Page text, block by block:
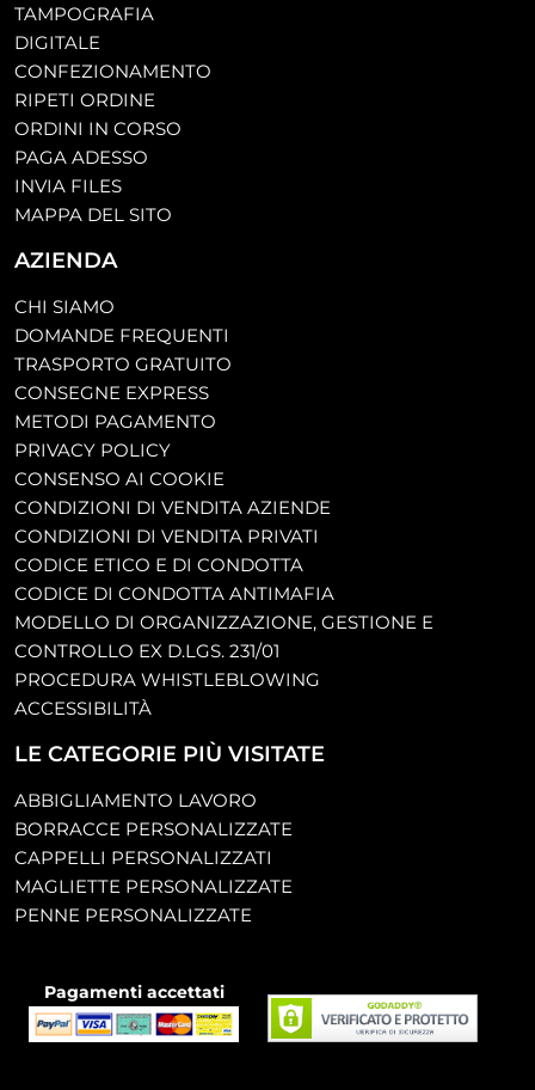
TAMPOGRAFIA
DIGITALE
CONFEZIONAMENTO
RIPETI ORDINE
ORDINI IN CORSO
PAGA ADESSO
INVIA FILES
MAPPA DEL SITO
AZIENDA
CHI SIAMO
DOMANDE FREQUENTI
TRASPORTO GRATUITO
CONSEGNE EXPRESS
METODI PAGAMENTO
PRIVACY POLICY
CONSENSO AI COOKIE
CONDIZIONI DI VENDITA AZIENDE
CONDIZIONI DI VENDITA PRIVATI
CODICE ETICO E DI CONDOTTA
CODICE DI CONDOTTA ANTIMAFIA
MODELLO DI ORGANIZZAZIONE, GESTIONE E
CONTROLLO EX D.LGS. 231/01
PROCEDURA WHISTLEBLOWING
ACCESSIBILITÀ
LE CATEGORIE PIÙ VISITATE
ABBIGLIAMENTO LAVORO
BORRACCE PERSONALIZZATE
CAPPELLI PERSONALIZZATI
MAGLIETTE PERSONALIZZATE
PENNE PERSONALIZZATE
Pagamenti accettati